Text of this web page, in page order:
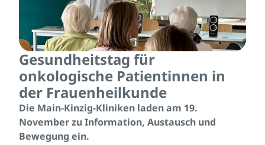
Gesundheitstag für
onkologische Patientinnen in
der Frauenheilkunde
Die Main-Kinzig-Kliniken laden am 19.
November zu Information, Austausch und
Bewegung ein.